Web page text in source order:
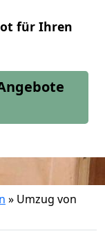
für Ihren
» Umzug von